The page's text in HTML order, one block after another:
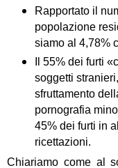
Rapportato il
popolazione
siamo al 4,78%
Il 55% dei furti
soggetti
sfruttamento
pornografia
45% dei furti in
ricettazioni.
Chiariamo come al